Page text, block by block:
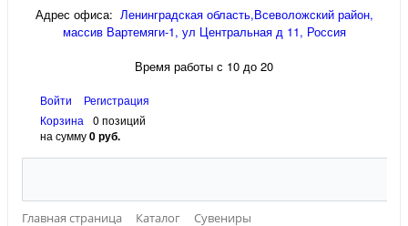
Адрес офиса: Ленинградская область,Всеволожский район,
массив Вартемяги-1, ул Центральная д 11, Россия
Время работы с 10 до 20
Войти
Регистрация
Корзина
0 позиций
на сумму0 руб.
Главная страница Каталог
Сувениры